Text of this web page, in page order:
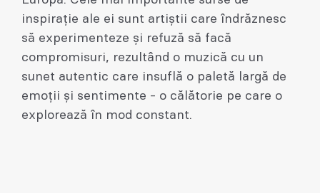
inspirație ale ei sunt artiștii care îndrăznesc
să experimenteze și refuză să facă
compromisuri, rezultând o muzică cu un
sunet autentic care insuflă o paletă largă de
emoții și sentimente - o călătorie pe care o
explorează în mod constant.